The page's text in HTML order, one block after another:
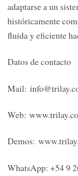
adaptarse a un
históricamente
fluida y eficiente
Datos de contacto
Mail:
Web:
Demos:
WhatsApp: +54 9